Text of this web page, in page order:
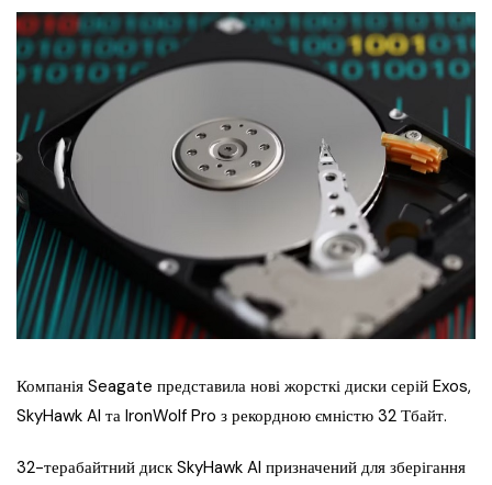
Компанія Seagate представила нові жорсткі диски серій Exos,
SkyHawk AI та IronWolf Pro з рекордною ємністю 32 Тбайт.
32-терабайтний диск SkyHawk AI призначений для зберігання